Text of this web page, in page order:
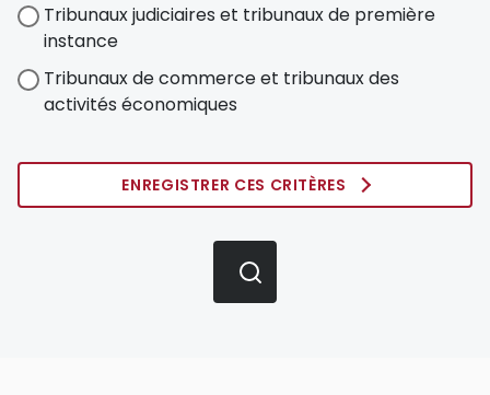
Tribunaux judiciaires et tribunaux de première
instance
Tribunaux de commerce et tribunaux des
activités économiques
ENREGISTRER CES CRITÈRES